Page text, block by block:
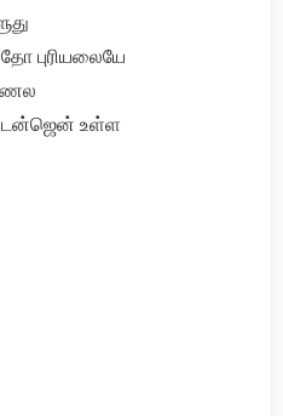
புரியலையே
உள்ள